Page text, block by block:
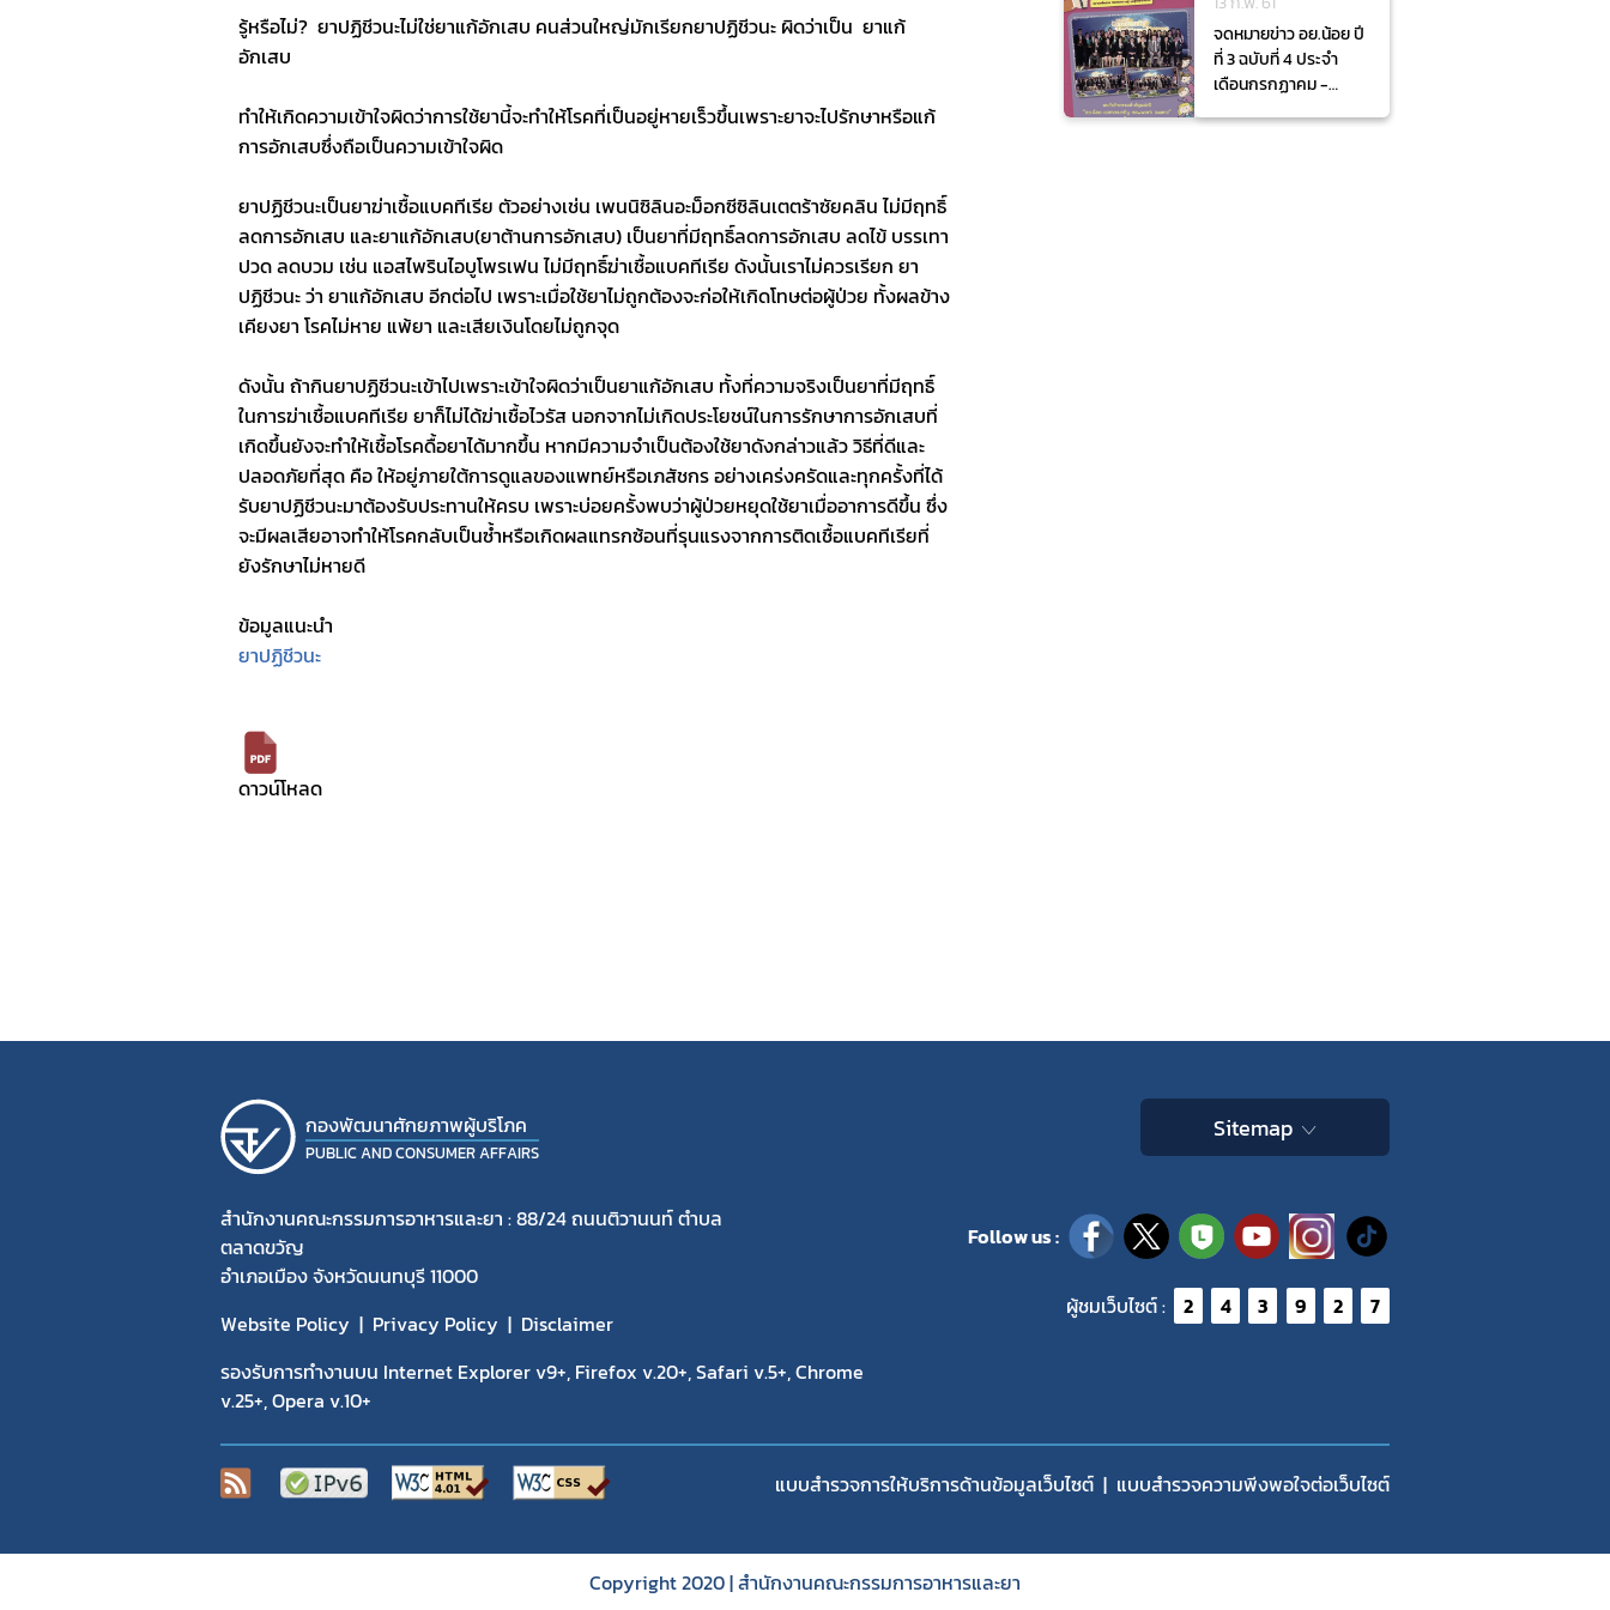
รู้หรือไม่?  ยาปฏิชีวนะไม่ใช่ยาแก้อักเสบ คนส่วนใหญ่มักเรียกยาปฏิชีวนะ ผิดว่าเป็น  ยาแก้
อักเสบ
ทำให้เกิดความเข้าใจผิดว่าการใช้ยานี้จะทำให้โรคที่เป็นอยู่หายเร็วขึ้นเพราะยาจะไปรักษาหรือแก้
การอักเสบซึ่งถือเป็นความเข้าใจผิด
ยาปฏิชีวนะเป็นยาฆ่าเชื้อแบคทีเรีย ตัวอย่างเช่น เพนนิซิลินอะม็อกซีซิลินเตตร้าซัยคลิน ไม่มีฤทธิ์
ลดการอักเสบ และยาแก้อักเสบ(ยาต้านการอักเสบ) เป็นยาที่มีฤทธิ์ลดการอักเสบ ลดไข้ บรรเทา
ปวด ลดบวม เช่น แอสไพรินไอบูโพรเฟน ไม่มีฤทธิ์ฆ่าเชื้อแบคทีเรีย ดังนั้นเราไม่ควรเรียก ยา
ปฏิชีวนะ ว่า ยาแก้อักเสบ อีกต่อไป เพราะเมื่อใช้ยาไม่ถูกต้องจะก่อให้เกิดโทษต่อผู้ป่วย ทั้งผลข้าง
เคียงยา โรคไม่หาย แพ้ยา และเสียเงินโดยไม่ถูกจุด
ดังนั้น ถ้ากินยาปฏิชีวนะเข้าไปเพราะเข้าใจผิดว่าเป็นยาแก้อักเสบ ทั้งที่ความจริงเป็นยาที่มีฤทธิ์
ในการฆ่าเชื้อแบคทีเรีย ยาก็ไม่ได้ฆ่าเชื้อไวรัส นอกจากไม่เกิดประโยชน์ในการรักษาการอักเสบที่
เกิดขึ้นยังจะทำให้เชื้อโรคดื้อยาได้มากขึ้น หากมีความจำเป็นต้องใช้ยาดังกล่าวแล้ว วิธีที่ดีและ
ปลอดภัยที่สุด คือ ให้อยู่ภายใต้การดูแลของแพทย์หรือเภสัชกร อย่างเคร่งครัดและทุกครั้งที่ได้
รับยาปฏิชีวนะมาต้องรับประทานให้ครบ เพราะบ่อยครั้งพบว่าผู้ป่วยหยุดใช้ยาเมื่ออาการดีขึ้น ซึ่ง
จะมีผลเสียอาจทำให้โรคกลับเป็นซ้ำหรือเกิดผลแทรกซ้อนที่รุนแรงจากการติดเชื้อแบคทีเรียที่
ยังรักษาไม่หายดี
ข้อมูลแนะนำ
ยาปฏิชีวนะ
ดาวน์โหลด
จดหมายข่าว อย.น้อย ปี
ที่ 3 ฉบับที่ 4 ประจำ
เดือนกรกฏาคม -
กองพัฒนาศักยภาพผู้บริโภค
PUBLIC AND CONSUMER AFFAIRS
สำนักงานคณะกรรมการอาหารและยา : 88/24 ถนนติวานนท์ ตำบล
ตลาดขวัญ
อำเภอเมือง จังหวัดนนทบุรี 11000
Website Policy
Privacy Policy
Disclaimer
รองรับการทำงานบน Internet Explorer v9+, Firefox v.20+, Safari v.5+, Chrome
v.25+, Opera v.10+
Sitemap
Follow us :
ผู้ชมเว็บไซต์ : 2 4 3 9 2 7
แบบสำรวจการให้บริการด้านข้อมูลเว็บไซต์ แบบสำรวจความพีงพอใจต่อเว็บไซต์
Copyright 2020 | สำนักงานคณะกรรมการอาหารและยา